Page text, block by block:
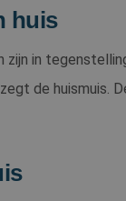
huis
zijn in
de huismuis.
noodzakelijke
PHPSESSID